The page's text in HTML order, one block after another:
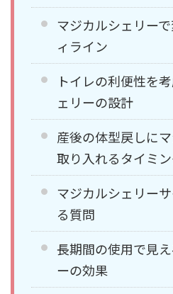
マジカルシェリー
ィライン
トイレの利便性を
ェリーの設計
産後の体型戻しに
取り入れるタイミ
マジカルシェリー
る質問
長期間の使用で見
ーの効果